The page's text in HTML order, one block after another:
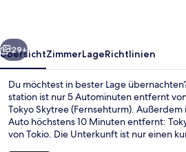
Weiter
29+
ÜbersichtZimmerLageRichtlinien
Du möchtest in bester Lage
station ist nur 5 Autominuten entfernt
Tokyo Skytree (Fernsehturm).
Auto höchstens 10 Minuten entfernt:
von Tokio. Die Unterkunft ist nur einen